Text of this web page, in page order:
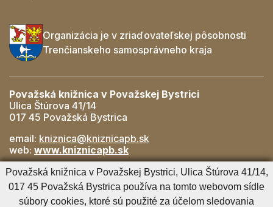
Organizácia je v zriaďovateľskej pôsobnosti
Trenčianskeho samosprávneho kraja
Považská knižnica v Považskej Bystrici
Ulica Štúrova 41/14
017 45 Považská Bystrica
email: kniznica@kniznicapb.sk
web: www.kniznicapb.sk
Pobočky
Rozkvet- 042/432 56 59, rozkvet@kniznicapb.sk
SNP - 0901 918 843, snp@kniznicapb.sk
Považská knižnica v Považskej Bystrici, Ulica Štúrova 41/14,
017 45 Považská Bystrica používa na tomto webovom sídle
súbory cookies, ktoré sú použité za účelom sledovania